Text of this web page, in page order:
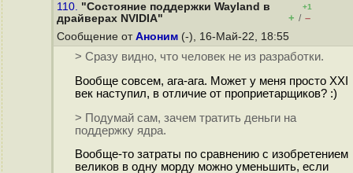
110. "Состояние поддержки Wayland в
драйверах NVIDIA"
+1
+ / –
Сообщение от Аноним (-), 16-Май-22, 18:55
> Сразу видно, что человек не из разработки.
Вообще совсем, ага-ага. Может у меня просто XXI
век наступил, в отличие от проприетарщиков? :)
> Подумай сам, зачем тратить деньги на
поддержку ядра.
Вообще-то затраты по сравнению с изобретением
великов в одну морду можно уменьшить, если